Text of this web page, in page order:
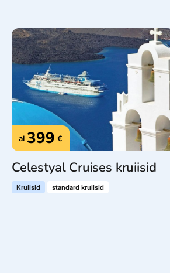
al 399 €
Celestyal Cruises kruiisid
Kruiisid standard kruiisid